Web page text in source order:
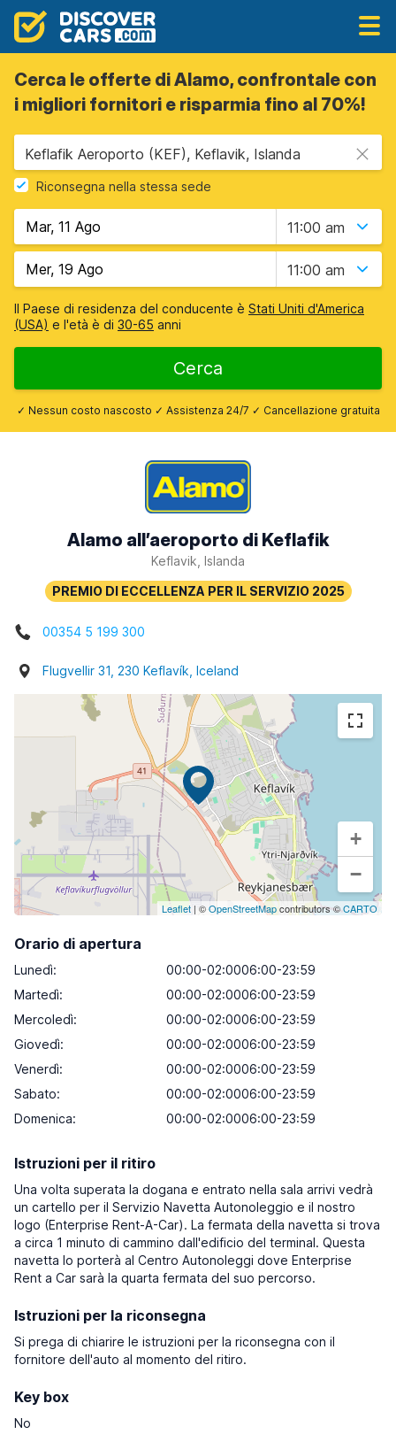
Cerca le offerte di Alamo, confrontale con
i migliori fornitori e risparmia fino al 70%!
Keflafik Aeroporto (KEF), Keflavik, Islanda
Riconsegna nella stessa sede
11:00 am
11:00 am
Il Paese di residenza del conducente è Stati Uniti d'America
(USA) e l'età è di 30-65 anni
Cerca
✓ Nessun costo nascosto ✓ Assistenza 24/7 ✓ Cancellazione gratuita
Alamo all’aeroporto di Keflafik
Keflavik, Islanda
00354 5 199 300
Flugvellir 31, 230 Keflavík, Iceland
+
−
Leaflet | ©OpenStreetMapcontributors ©CARTO
Orario di apertura
Lunedì:
00:00-02:0006:00-23:59
Martedì:
00:00-02:0006:00-23:59
Mercoledì:
00:00-02:0006:00-23:59
Giovedì:
00:00-02:0006:00-23:59
Venerdì:
00:00-02:0006:00-23:59
Sabato:
00:00-02:0006:00-23:59
Domenica: 00:00-02:0006:00-23:59
Istruzioni per il ritiro
Una volta superata la dogana e entrato nella sala arrivi vedrà
un cartello per il Servizio Navetta Autonoleggio e il nostro
logo (Enterprise Rent-A-Car). La fermata della navetta si trova
a circa 1 minuto di cammino dall'edificio del terminal. Questa
navetta lo porterà al Centro Autonoleggi dove Enterprise
Rent a Car sarà la quarta fermata del suo percorso.
Istruzioni per la riconsegna
Si prega di chiarire le istruzioni per la riconsegna con il
fornitore dell'auto al momento del ritiro.
Key box
No